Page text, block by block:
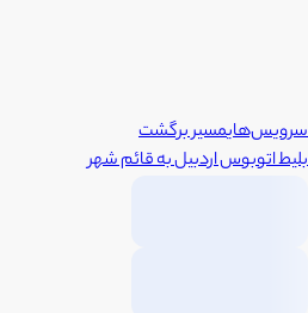
سرویس‌هایمسیر برگشت
بلیط اتوبوساردبیلبهقائم شهر